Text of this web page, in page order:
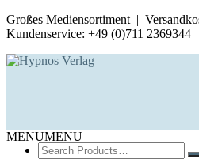
Großes Mediensortiment |
Kundenservice: +49 (0)711 2369344
Search
MENUMENU